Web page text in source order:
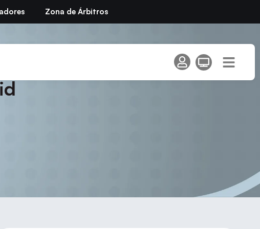
Zona de Árbitros
Circuito de Promoción